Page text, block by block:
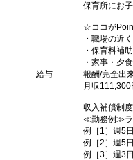
保育所にお
☆ココが
・職場の近
・保育料補
・家事・夕
給与
報酬/完全出
月収111,300
収入補償制
≪勤務例≫ラ
例［1］週5
例［2］週5
例［3］週3